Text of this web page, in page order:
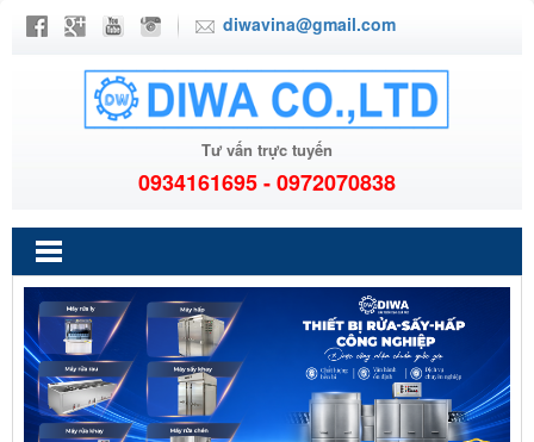
diwavina@gmail.com
Tư vấn trực tuyến
0934161695 - 0972070838